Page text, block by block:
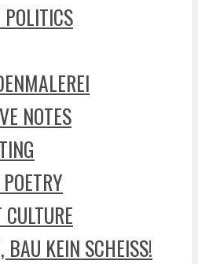
NOTES
BAU KEIN SCHEISS!